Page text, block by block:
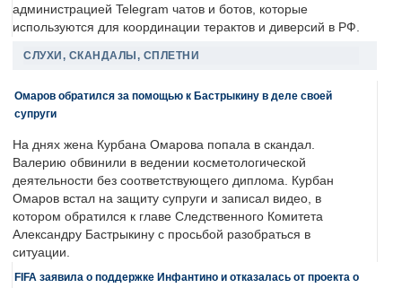
администрацией Telegram чатов и ботов, которые
используются для координации терактов и диверсий в РФ.
СЛУХИ, СКАНДАЛЫ, СПЛЕТНИ
Омаров обратился за помощью к Бастрыкину в деле своей
супруги
На днях жена Курбана Омарова попала в скандал.
Валерию обвинили в ведении косметологической
деятельности без соответствующего диплома. Курбан
Омаров встал на защиту супруги и записал видео, в
котором обратился к главе Следственного Комитета
Александру Бастрыкину с просьбой разобраться в
ситуации.
FIFA заявила о поддержке Инфантино и отказалась от проекта о